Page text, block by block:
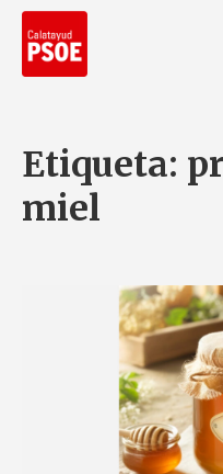
Etiqueta:
miel